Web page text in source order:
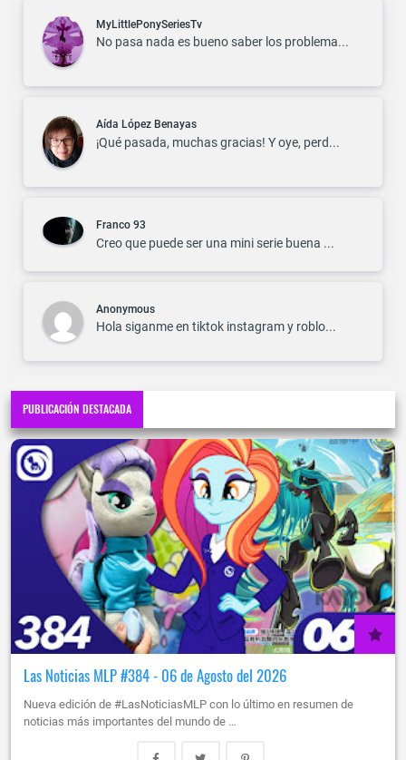
MyLittlePonySeriesTv
No pasa nada es bueno saber los problema...
Aída López Benayas
¡Qué pasada, muchas gracias! Y oye, perd...
Franco 93
Creo que puede ser una mini serie buena ...
Anonymous
Hola siganme en tiktok instagram y roblo...
PUBLICACIÓN DESTACADA
Las Noticias MLP #384 - 06 de Agosto del 2026
Nueva edición de #LasNoticiasMLP con lo último en resumen de
noticias más importantes del mundo de …